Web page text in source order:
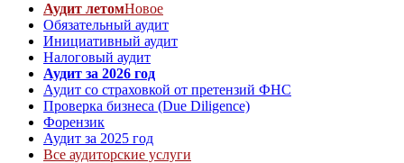
Аудит летомНовое
Обязательный аудит
Инициативный аудит
Налоговый аудит
Аудит за 2026 год
Аудит со страховкой от претензий ФНС
Проверка бизнеса (Due Diligence)
Форензик
Аудит за 2025 год
Все аудиторские услуги